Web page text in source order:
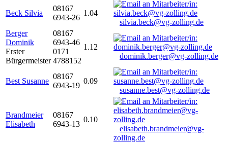
Beck Silvia
08167
6943-26
1.04
silvia.beck@vg-zolling.de
Berger
Dominik
Erster
Bürgermeister
08167
6943-46
0171
4788152
1.12
dominik.berger@vg-zolling.de
Best Susanne
08167
6943-19
0.09
susanne.best@vg-zolling.de
Brandmeier
Elisabeth
08167
6943-13
0.10
elisabeth.brandmeier@vg-
zolling.de